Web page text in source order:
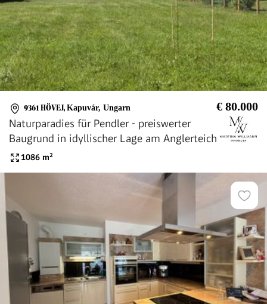
9361 HÖVEJ, Kapuvár, Ungarn € 80.000
Naturparadies für Pendler - preiswerter
Baugrund in idyllischer Lage am Anglerteich
1086 m²